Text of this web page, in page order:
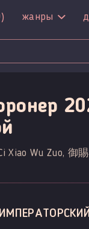
жанры
Wu Zuo, 御